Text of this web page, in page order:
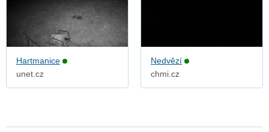
Hartmanice
unet.cz
Nedvězí
chmi.cz